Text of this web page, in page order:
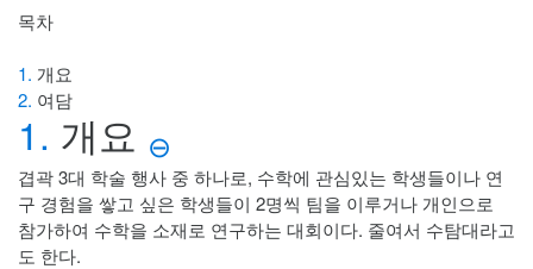
목차
1. 개요
2. 여담
1. 개요 ⊖
겹곽 3대 학술 행사 중 하나로, 수학에 관심있는 학생들이나 연
구 경험을 쌓고 싶은 학생들이 2명씩 팀을 이루거나 개인으로
참가하여 수학을 소재로 연구하는 대회이다. 줄여서 수탐대라고
도 한다.